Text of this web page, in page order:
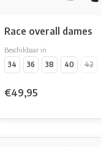
Race overall dames
Beschikbaar in
34
36 38 40 42
€49,95